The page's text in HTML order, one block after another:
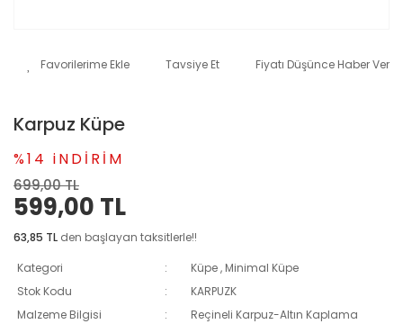
Tavsiye Et Fiyatı Düşünce Haber Ver
Karpuz Küpe
%14 iNDİRİM
699,00 TL
599,00 TL
63,85 TL den başlayan taksitlerle!!
Kategori
Küpe, Minimal Küpe
Stok Kodu
KARPUZK
Malzeme Bilgisi
Reçineli Karpuz-Altın Kaplama